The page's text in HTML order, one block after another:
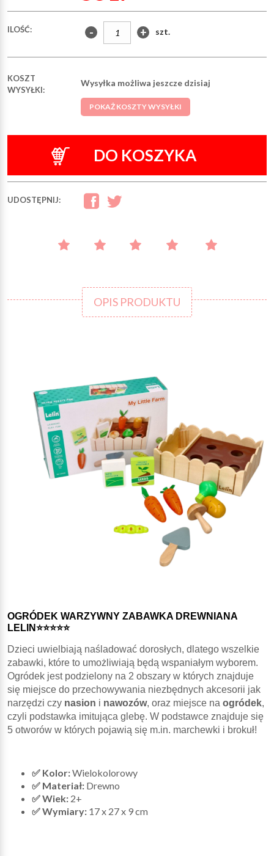
ILOŚĆ: - + szt.
KOSZT
WYSYŁKI:
Wysyłka możliwa jeszcze dzisiaj
POKAŻ KOSZTY WYSYŁKI
DO KOSZYKA
UDOSTĘPNIJ:
OPIS PRODUKTU
OGRÓDEK WARZYWNY ZABAWKA DREWNIANA
LELIN⭐⭐⭐⭐⭐
Dzieci uwielbiają naśladować dorosłych, dlatego wszelkie
zabawki, które to umożliwiają będą wspaniałym wyborem.
Ogródek jest podzielony na 2 obszary w których znajduje
się miejsce do przechowywania niezbędnych akcesorii jak
narzędzi czy nasion i nawozów, oraz miejsce na ogródek,
czyli podstawka imitująca glebę. W podstawce znajduje się
5 otworów w których pojawią się m.in. marchewki i brokuł!
✅ Kolor:Wielokolorowy
✅ Materiał: Drewno
✅ Wiek: 2+
✅ Wymiary: 17 x 27 x 9 cm